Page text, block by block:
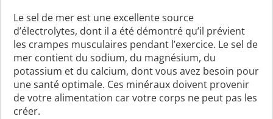
Le sel de mer est une excellente source
d’électrolytes, dont il a été démontré qu’il prévient
les crampes musculaires pendant l’exercice. Le sel de
mer contient du sodium, du magnésium, du
potassium et du calcium, dont vous avez besoin pour
une santé optimale. Ces minéraux doivent provenir
de votre alimentation car votre corps ne peut pas les
créer.